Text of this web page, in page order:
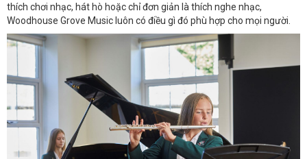
thích chơi nhạc, hát hò hoặc chỉ đơn giản là thích nghe nhạc,
Woodhouse Grove Music luôn có điều gì đó phù hợp cho mọi người.